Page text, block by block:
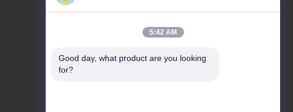
Третий этаж, B15 Промышленный район Хуачуанг,
5:42 AM
Good day, what product are you looking
for?